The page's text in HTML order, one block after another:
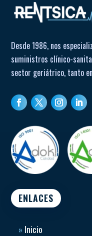
Desde 1986, nos
suministros clínico-
sector geriátrico, tanto
ENLACES
» Inicio